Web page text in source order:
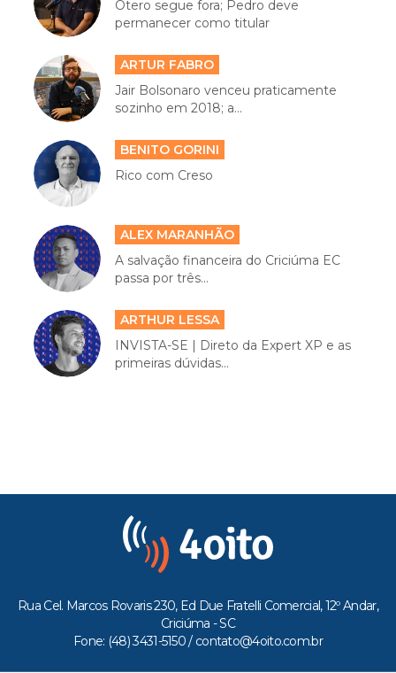
Otero segue fora; Pedro deve
permanecer como titular
ARTUR FABRO
Jair Bolsonaro venceu praticamente
sozinho em 2018; a...
BENITO GORINI
Rico com Creso
ALEX MARANHÃO
A salvação financeira do Criciúma EC
passa por três...
ARTHUR LESSA
INVISTA-SE | Direto da Expert XP e as
primeiras dúvidas...
Rua Cel. Marcos Rovaris 230, Ed Due Fratelli Comercial, 12º Andar,
Criciúma - SC
Fone: (48) 3431-5150 / contato@4oito.com.br